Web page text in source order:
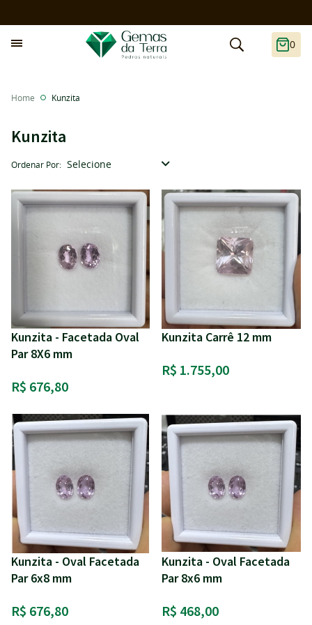
0
Kunzita
Home Kunzita
Ordenar Por Selecione
Kunzita - Facetada Oval
Par 8X6 mm
R$ 676,80
Kunzita Carrê 12 mm
R$ 1.755,00
Kunzita - Oval Facetada
Par 6x8 mm
R$ 676,80
Kunzita - Oval Facetada
Par 8x6 mm
R$ 468,00